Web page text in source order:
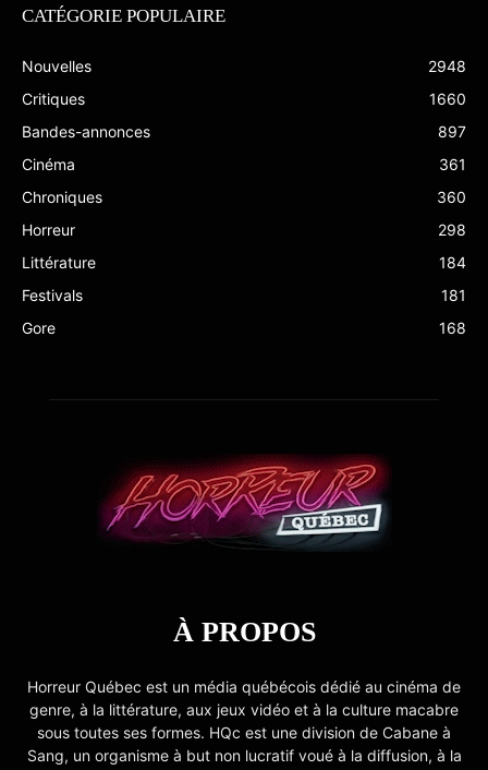
CATÉGORIE POPULAIRE
Nouvelles
2948
Critiques
1660
Bandes-annonces
897
Cinéma
361
Chroniques
360
Horreur
298
Littérature
184
Festivals
181
Gore
168
À PROPOS
Horreur Québec est un média québécois dédié au cinéma de
genre, à la littérature, aux jeux vidéo et à la culture macabre
sous toutes ses formes. HQc est une division de Cabane à
Sang, un organisme à but non lucratif voué à la diffusion, à la